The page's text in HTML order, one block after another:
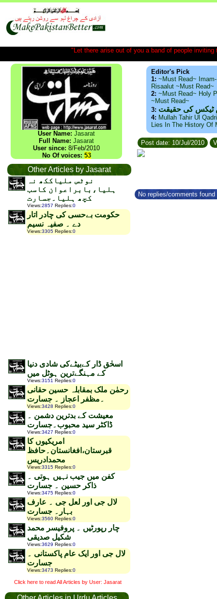
"Let there arise out of you a band of people
User Name: Jasarat
Full Name: Jasarat
User since: 8/Feb/2010
No Of voices: 53
Other Articles by Jasarat
نوٹس ملیاککھ نہ
ہلیا،بابراعوان کاسب
کچھ ہلیا۔جسارت
Views:2857 Replies:0
حکومت بےحسی کی چادر اتار
دے ۔ صفیہ نسیم
Views:3305 Replies:0
اسحٰق ڈار کےبیٹےکی شادی دنیا
کے مہنگےترین ہوٹل میں
Views:3151 Replies:0
رحمٰن ملک بمقابلہ حسین حقانی
۔مظفر اعجاز ۔ جسارت
Views:3428 Replies:0
معیشت کے بدترین دشمن ۔
ڈاکٹر سید محبوب۔جسارت
Views:3427 Replies:0
امریکیوں کا
قبرستان،افغانستان۔حافظ
محمدادریس
Views:3315 Replies:0
کفن میں جیب نہیں ہوتی ۔
ذاکر حسین ۔ جسارت
Views:3475 Replies:0
لال جی اور لعل جی ۔ عارف
بہار۔ جسارت
Views:3560 Replies:0
چار رپورٹیں ۔ پروفیسر محمد
شکیل صدیقی
Views:3629 Replies:0
لال جی اور ایک عام پاکستانی ۔
جسارت
Views:3473 Replies:0
Click here to read All Articles by User: Jasarat
Editor's Pick
1: ~Must Read~
Risaalut ~Must Read~
2: ~Must Read~ Holy
~Must Read~
3: ٹیکس کی حقیقت
4: Mullah Tahir Ul
Lies In The History Of
Post date: 10/Jul/2010
No replies/comments